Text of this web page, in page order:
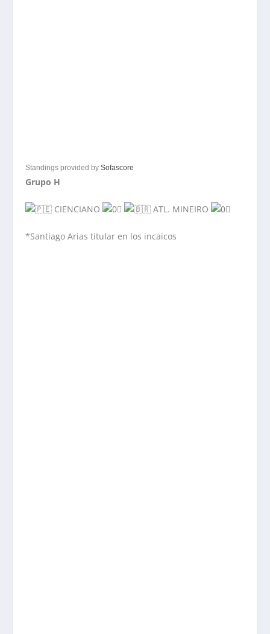
Standings provided bySofascore
Grupo H
CIENCIANO ATL. MINEIRO
*Santiago Arias titular en los incaicos